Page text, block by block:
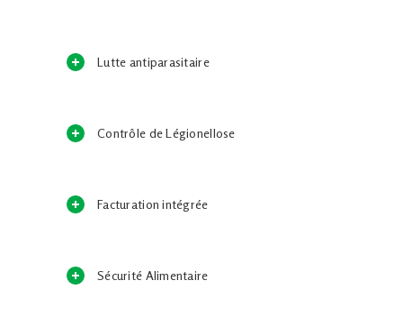
Lutte antiparasitaire
Contrôle de Légionellose
Facturation intégrée
Sécurité Alimentaire